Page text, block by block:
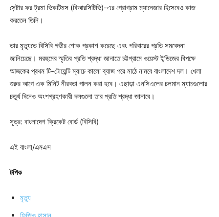
সেন্টার ফর ট্রমা ভিকটিমস (বিআরসিটিভি)-এর প্রোগ্রাম ম্যানেজার হিসেবেও কাজ
করতেন তিনি।
তার মৃত্যুতে বিসিবি গভীর শোক প্রকাশ করেছে এবং পরিবারের প্রতি সমবেদনা
জানিয়েছে। মরহুমের স্মৃতির প্রতি শ্রদ্ধা জানাতে চট্টগ্রামে ওয়েস্ট ইন্ডিজের বিপক্ষে
আজকের প্রথম টি-টোয়েন্টি ম্যাচে কালো ব্যাজ পরে মাঠে নামবে বাংলাদেশ দল। খেলা
শুরুর আগে এক মিনিট নীরবতা পালন করা হবে। এছাড়া এনসিএলের চলমান ম্যাচগুলোর
চতুর্থ দিনেও অংশগ্রহণকারী দলগুলো তার প্রতি শ্রদ্ধা জানাবে।
সূত্র: বাংলাদেশ ক্রিকেট বোর্ড (বিসিবি)
এই বাংলা/এমএস
টপিক
মৃত্যু